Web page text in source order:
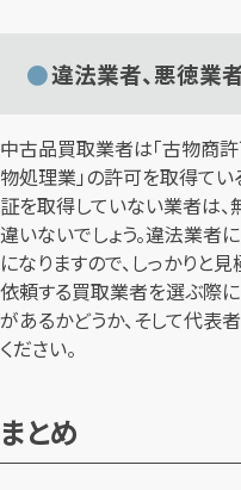
違法業者、悪徳業
中古品買取業者は「古物商
物処理業」の許可を取得てい
証を取得していない業者は
違いないでしょう。違法業者
になりますので、しっかりと
依頼する買取業者を選ぶ際
があるかどうか、そして代表
ください。
まとめ